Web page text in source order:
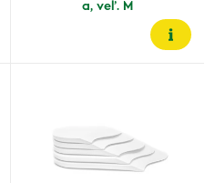
a, veľ. M